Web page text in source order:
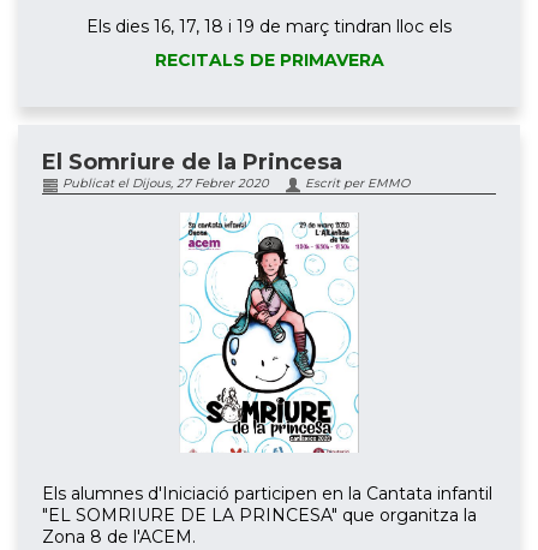
Els dies 16, 17, 18 i 19 de març tindran lloc els
RECITALS DE PRIMAVERA
El Somriure de la Princesa
Publicat el Dijous, 27 Febrer 2020 Escrit per EMMO
Els alumnes d'Iniciació participen en la Cantata infantil
"EL SOMRIURE DE LA PRINCESA" que organitza la
Zona 8 de l'ACEM.